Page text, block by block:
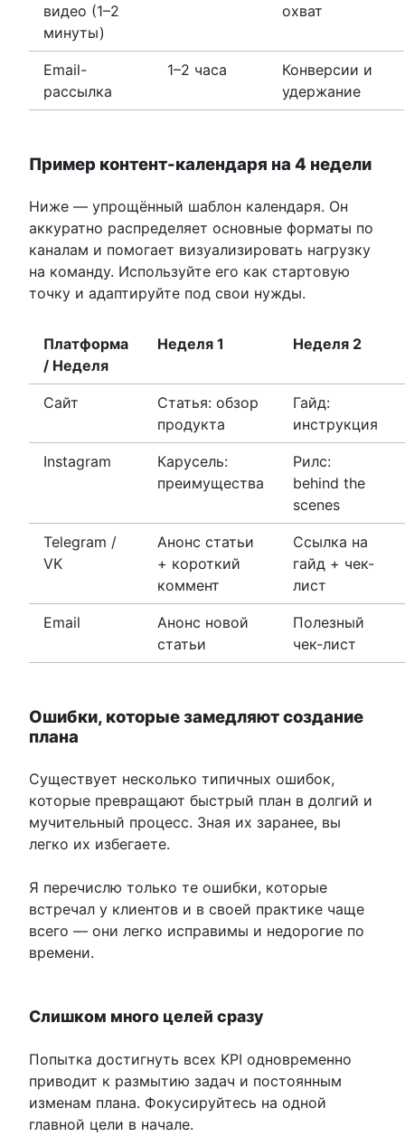
видео (1–2
минуты)
охват
Email-
рассылка
1–2 часа
Конверсии и
удержание
Пример контент-календаря на 4 недели
Ниже — упрощённый шаблон календаря. Он
аккуратно распределяет основные форматы по
каналам и помогает визуализировать нагрузку
на команду. Используйте его как стартовую
точку и адаптируйте под свои нужды.
Платформа
/ Неделя
Неделя 1 Неделя 2
Сайт
Статья: обзор
продукта
Гайд:
инструкция
Instagram
Карусель:
преимущества
Рилс:
behind the
scenes
Telegram /
VK
Анонс статьи
+ короткий
коммент
Ссылка на
гайд + чек-
лист
Email
Анонс новой
статьи
Полезный
чек-лист
Ошибки, которые замедляют создание
плана
Существует несколько типичных ошибок,
которые превращают быстрый план в долгий и
мучительный процесс. Зная их заранее, вы
легко их избегаете.
Я перечислю только те ошибки, которые
встречал у клиентов и в своей практике чаще
всего — они легко исправимы и недорогие по
времени.
Слишком много целей сразу
Попытка достигнуть всех KPI одновременно
приводит к размытию задач и постоянным
изменам плана. Фокусируйтесь на одной
главной цели в начале.